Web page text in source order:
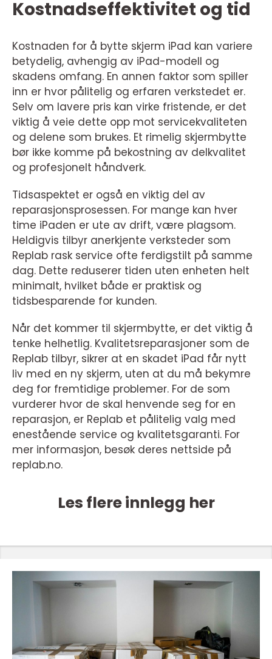
Kostnadseffektivitet og tid
Kostnaden for å bytte skjerm iPad kan variere
betydelig, avhengig av iPad-modell og
skadens omfang. En annen faktor som spiller
inn er hvor pålitelig og erfaren verkstedet er.
Selv om lavere pris kan virke fristende, er det
viktig å veie dette opp mot servicekvaliteten
og delene som brukes. Et rimelig skjermbytte
bør ikke komme på bekostning av delkvalitet
og profesjonelt håndverk.
Tidsaspektet er også en viktig del av
reparasjonsprosessen. For mange kan hver
time iPaden er ute av drift, være plagsom.
Heldigvis tilbyr anerkjente verksteder som
Replab rask service ofte ferdigstilt på samme
dag. Dette reduserer tiden uten enheten helt
minimalt, hvilket både er praktisk og
tidsbesparende for kunden.
Når det kommer til skjermbytte, er det viktig å
tenke helhetlig. Kvalitetsreparasjoner som de
Replab tilbyr, sikrer at en skadet iPad får nytt
liv med en ny skjerm, uten at du må bekymre
deg for fremtidige problemer. For de som
vurderer hvor de skal henvende seg for en
reparasjon, er Replab et pålitelig valg med
enestående service og kvalitetsgaranti. For
mer informasjon, besøk deres nettside på
replab.no.
Les flere innlegg her